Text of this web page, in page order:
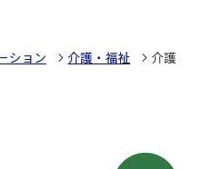
ション 介護・福祉
介護